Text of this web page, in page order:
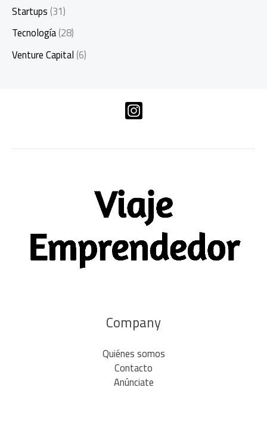
Startups(31)
Tecnología(28)
Venture Capital(6)
Company
Quiénes somos
Contacto
Anúnciate